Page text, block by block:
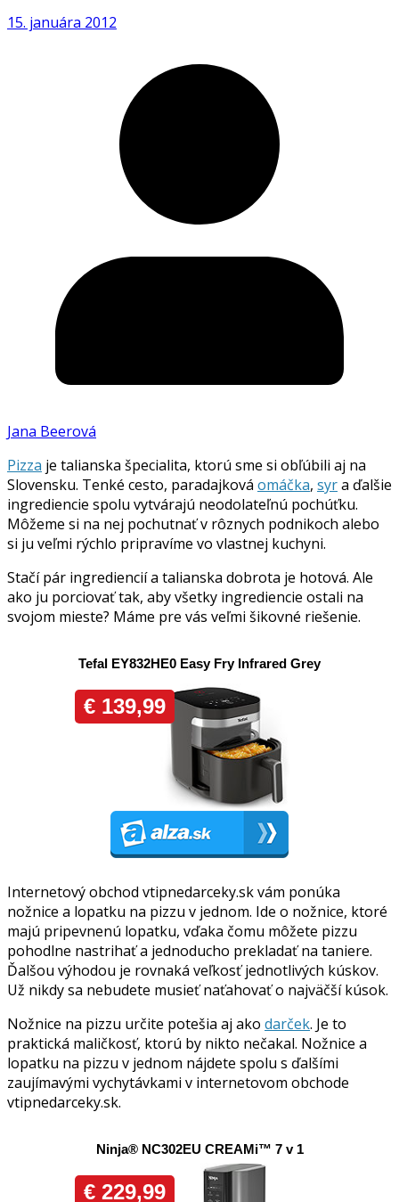
15. januára 2012
Jana Beerová
Pizza je talianska špecialita, ktorú sme si obľúbili aj na
Slovensku. Tenké cesto, paradajková omáčka, syra ďalšie
ingrediencie spolu vytvárajú neodolateľnú pochúťku.
Môžeme si na nej pochutnať v rôznych podnikoch alebo
si ju veľmi rýchlo pripravíme vo vlastnej kuchyni.
Stačí pár ingrediencií a talianska dobrota je hotová. Ale
ako ju porciovať tak, aby všetky ingrediencie ostali na
svojom mieste? Máme pre vás veľmi šikovné riešenie.
Internetový obchod vtipnedarceky.sk vám ponúka
nožnice a lopatku na pizzu v jednom. Ide o nožnice, ktoré
majú pripevnenú lopatku, vďaka čomu môžete pizzu
pohodlne nastrihať a jednoducho prekladať na taniere.
Ďalšou výhodou je rovnaká veľkosť jednotlivých kúskov.
Už nikdy sa nebudete musieť naťahovať o najväčší kúsok.
Nožnice na pizzu určite potešia aj ako darček. Je to
praktická maličkosť, ktorú by nikto nečakal. Nožnice a
lopatku na pizzu v jednom nájdete spolu s ďalšími
zaujímavými vychytávkami v internetovom obchode
vtipnedarceky.sk.